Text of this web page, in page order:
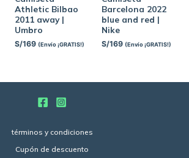
Athletic Bilbao
2011 away |
Umbro
S/169 (Envío ¡GRATIS!)
Barcelona 2022
blue and red |
Nike
S/169 (Envío ¡GRATIS!)
términos y condiciones
Cupón de descuento